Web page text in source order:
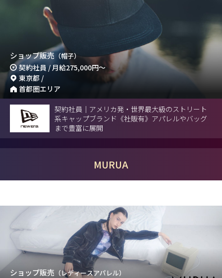
ショップ販売 （帽子）
契約社員 / 月給275,000円～
東京都 /
首都圏エリア
契約社員｜アメリカ発・世界最大級のストリート
系キャップブランド《社販有》アパレルやバッグ
まで豊富に展開
MURUA
ショップ販売 （レディースアパレル）